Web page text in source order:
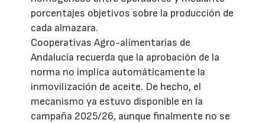
porcentajes objetivos sobre la producción de
cada almazara.
Cooperativas Agro-alimentarias de
Andalucía recuerda que la aprobación de la
norma no implica automáticamente la
inmovilización de aceite. De hecho, el
mecanismo ya estuvo disponible en la
campaña 2025/26, aunque finalmente no se